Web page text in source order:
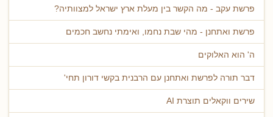
פרשת עקב - מה הקשר בין מעלת ארץ ישראל למצוותיה?
פרשת ואתחנן - מהי שבת נחמו, ואימתי נחשב חכמים
ה' הוא האלוקים
דבר תורה לפרשת ואתחנן עם הרבנית בקשי דורון תחי'
שירים ווקאלים תוצרת AI